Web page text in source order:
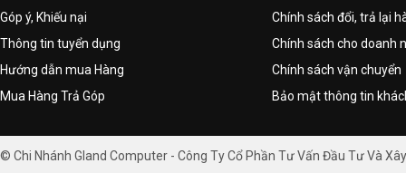
Góp ý, Khiếu nại
Thông tin tuyển dụng
Hướng dẫn mua Hàng
Mua Hàng Trả Góp
Chính sách đổi, trả lại
Chính sách cho doanh
Chính sách vận chuyển
Bảo mật thông tin
© Chi Nhánh Gland Computer - Công Ty Cổ Phần Tư Vấn Đầu Tư Và